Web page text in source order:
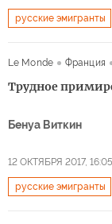
Борис Апсен
русские эмигранты
Иосиф Сталин
Le Monde Франция
Трудное
Бенуа Виткин
12 ОКТЯБРЯ 2017, 16:05
русские эмигранты